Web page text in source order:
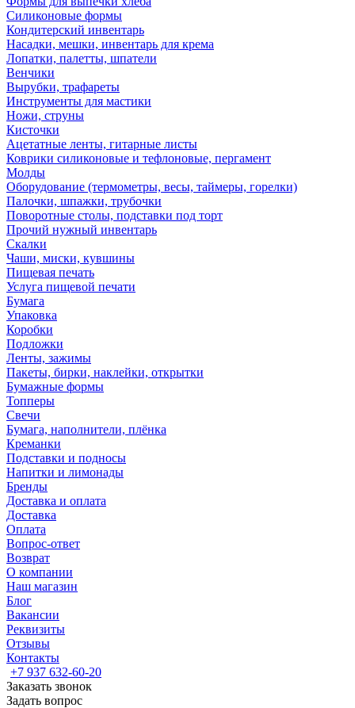
Силиконовые формы
Кондитерский инвентарь
Насадки, мешки, инвентарь для крема
Лопатки, палетты, шпатели
Венчики
Вырубки, трафареты
Инструменты для мастики
Ножи, струны
Кисточки
Ацетатные ленты, гитарные листы
Коврики силиконовые и тефлоновые, пергамент
Молды
Оборудование (термометры, весы, таймеры, горелки)
Палочки, шпажки, трубочки
Поворотные столы, подставки под торт
Прочий нужный инвентарь
Скалки
Чаши, миски, кувшины
Пищевая печать
Услуга пищевой печати
Бумага
Упаковка
Коробки
Подложки
Ленты, зажимы
Пакеты, бирки, наклейки, открытки
Бумажные формы
Топперы
Свечи
Бумага, наполнители, плёнка
Креманки
Подставки и подносы
Напитки и лимонады
Бренды
Доставка и оплата
Доставка
Оплата
Вопрос-ответ
Возврат
О компании
Наш магазин
Блог
Вакансии
Реквизиты
Отзывы
Контакты
+7 937 632-60-20
Заказать звонок
Задать вопрос